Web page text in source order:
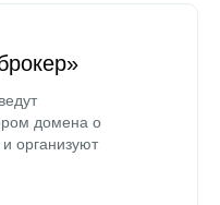
домена о
организуют